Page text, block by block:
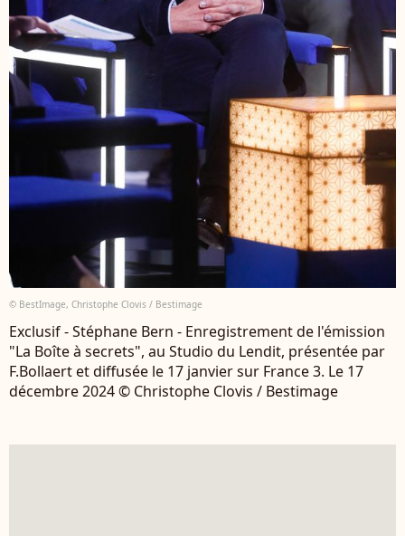
© BestImage, Christophe Clovis / Bestimage
Exclusif - Stéphane Bern - Enregistrement de l'émission
"La Boîte à secrets", au Studio du Lendit, présentée par
F.Bollaert et diffusée le 17 janvier sur France 3. Le 17
décembre 2024 © Christophe Clovis / Bestimage